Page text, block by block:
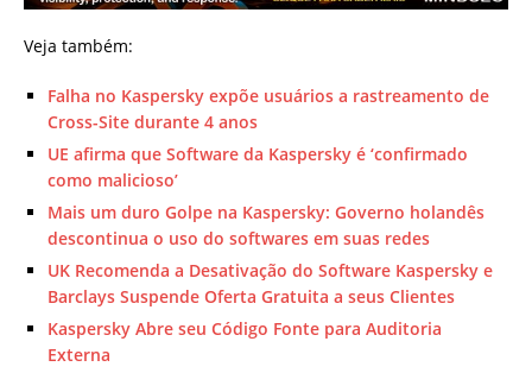
Veja também:
Falha no Kaspersky expõe usuários a rastreamento de
Cross-Site durante 4 anos
UE afirma que Software da Kaspersky é ‘confirmado
como malicioso’
Mais um duro Golpe na Kaspersky: Governo holandês
descontinua o uso do softwares em suas redes
UK Recomenda a Desativação do Software Kaspersky e
Barclays Suspende Oferta Gratuita a seus Clientes
Kaspersky Abre seu Código Fonte para Auditoria
Externa